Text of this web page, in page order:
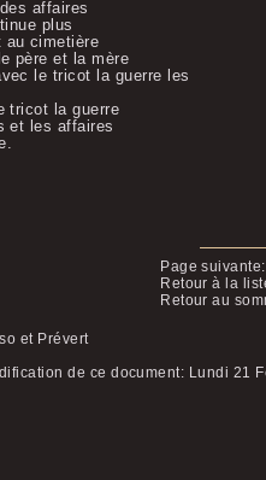
affaires
plus
au cimetière
père et la mère
le tricot la guerre les
tricot la guerre
et les affaires
Page
Retour à la
Retour au
et Prévert
de ce document: Lundi 21